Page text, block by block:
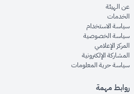
عن الهيئةopens in new window
الخدماتopens in new window
سياسة الاستخدام
سياسة الخصوصيةopens in new window
المركز الإعلاميopens in new window
المشاركة الإلكترونيةopens in new window
سياسة حرية المعلوماتopens in new window
روابط مهمة